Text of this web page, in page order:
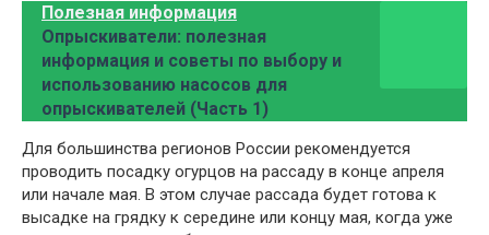
Полезная информация
Опрыскиватели: полезная
информация и советы по выбору и
использованию насосов для
опрыскивателей (Часть 1)
Для большинства регионов России рекомендуется
проводить посадку огурцов на рассаду в конце апреля
или начале мая. В этом случае рассада будет готова к
высадке на грядку к середине или концу мая, когда уже